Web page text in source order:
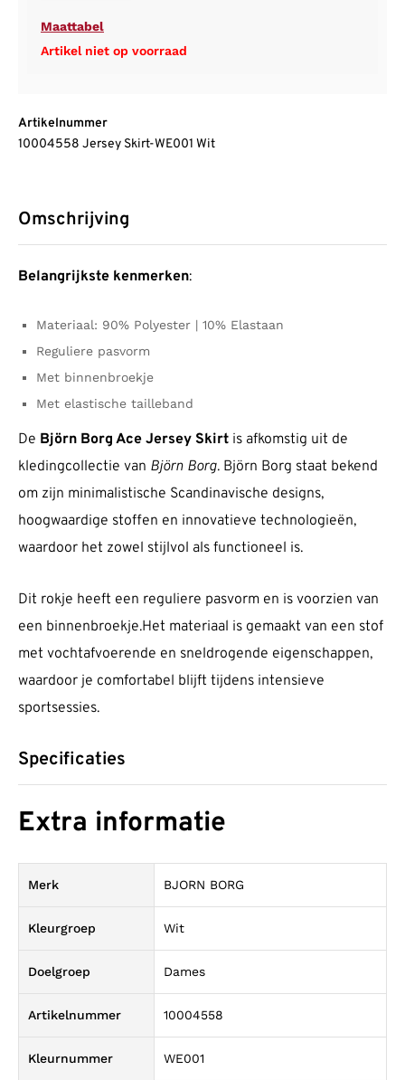
Maattabel
Artikel niet op voorraad
Artikelnummer
10004558 Jersey Skirt-WE001 Wit
Omschrijving
Belangrijkste kenmerken:
Materiaal: 90% Polyester | 10% Elastaan
Reguliere pasvorm
Met binnenbroekje
Met elastische tailleband
De Björn Borg Ace Jersey Skirt is afkomstig uit de
kledingcollectie van Björn Borg. Björn Borg staat bekend
om zijn minimalistische Scandinavische designs,
hoogwaardige stoffen en innovatieve technologieën,
waardoor het zowel stijlvol als functioneel is.
Dit rokje heeft een reguliere pasvorm en is voorzien van
een binnenbroekje.Het materiaal is gemaakt van een stof
met vochtafvoerende en sneldrogende eigenschappen,
waardoor je comfortabel blijft tijdens intensieve
sportsessies.
Specificaties
Extra informatie
Merk BJORN BORG
Kleurgroep Wit
Doelgroep Dames
Artikelnummer 10004558
Kleurnummer WE001